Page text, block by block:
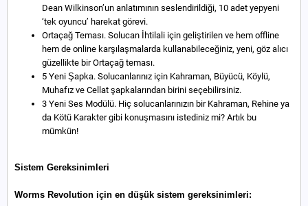
Dean Wilkinson’un anlatımının seslendirildiği, 10 adet yepyeni
‘tek oyuncu’ harekat görevi.
Ortaçağ Teması. Solucan İhtilali için geliştirilen ve hem offline
hem de online karşılaşmalarda kullanabileceğiniz, yeni, göz alıcı
güzellikte bir Ortaçağ teması.
5 Yeni Şapka. Solucanlarınız için Kahraman, Büyücü, Köylü,
Muhafız ve Cellat şapkalarından birini seçebilirsiniz.
3 Yeni Ses Modülü. Hiç solucanlarınızın bir Kahraman, Rehine ya
da Kötü Karakter gibi konuşmasını istediniz mi? Artık bu
mümkün!
Sistem Gereksinimleri
Worms Revolution için en düşük sistem gereksinimleri: